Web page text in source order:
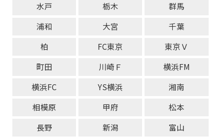
水戸
栃木
群馬
浦和
大宮
千葉
柏
FC東京
東京Ｖ
町田
川崎Ｆ
横浜FM
横浜FC
YS横浜
湘南
相模原
甲府
松本
長野
新潟
富山